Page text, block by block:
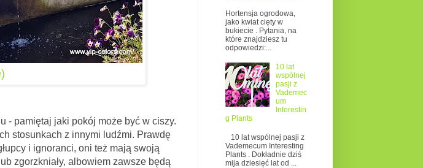
jaki pokój może być w ciszy.
stosunkach z innymi ludźmi. Prawdę
i ignoranci, oni też mają swoją
zgorzkniały, albowiem zawsze będą
Hortensja ogrodowa,
jako kwiat cięty w
bukiecie . Pytania, na
które znajdziesz tu
odpowiedzi:...
10 lat
wspólnej
pasji z
Vademec
um
Interestin
g Plants
10 lat wspólnej pasji z
Vademecum Interesting
Plants . Dokładnie dziś
mija dziesięć lat od ...